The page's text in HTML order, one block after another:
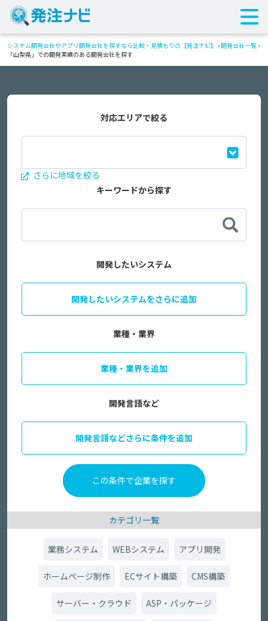
システム開発会社やアプリ開発会社を探すなら比較・見積もりの【発注ナビ】 ›開発会社一覧 ›
「山梨県」での開発実績のある開発会社を探す
対応エリアで絞る
さらに地域を絞る
キーワードから探す
開発したいシステム
開発したいシステムをさらに追加
業種・業界
業種・業界を追加
開発言語など
開発言語などさらに条件を追加
カテゴリ一覧
業務システム WEBシステム アプリ開発
ホームページ制作 ECサイト構築 CMS構築
サーバー・クラウド ASP・パッケージ